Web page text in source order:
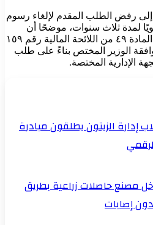
إلى رفض الطلب المقدم لإلغاء رسوم
١٢٠٠ جنيه سنويًا لمدة ثلاث سنوات، موضحًا أن
القرار صدر صحيحًا وفقًا لنص المادة ٤٩ من اللائحة المالية رقم ١٥٩
وبعد موافقة الوزير المختص بناءً على طلب
الإدارية المختصة.
إدارة الزيتون يطلقون مبادرة
مصنع حاصلات زراعية بطريق
إصابات